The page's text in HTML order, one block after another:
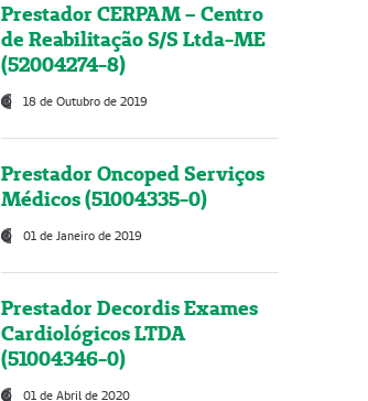
Prestador CERPAM – Centro
de Reabilitação S/S Ltda-ME
(52004274-8)
18 de Outubro de 2019
Prestador Oncoped Serviços
Médicos (51004335-0)
01 de Janeiro de 2019
Prestador Decordis Exames
Cardiológicos LTDA
(51004346-0)
01 de Abril de 2020